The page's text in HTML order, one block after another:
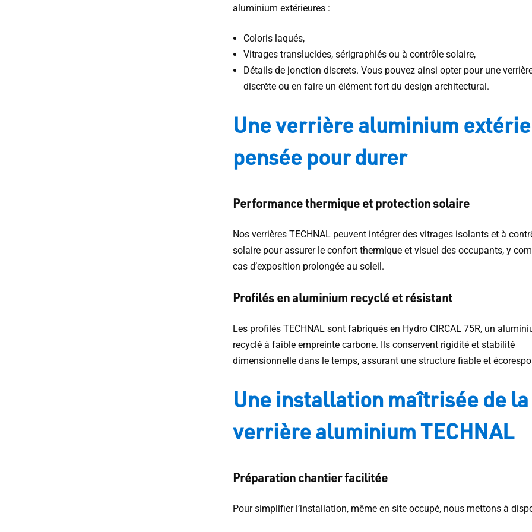
aluminium extérieures :
Coloris laqués,
Vitrages translucides, sérigraphiés ou à contrôle solaire,
Détails de jonction discrets. Vous pouvez ainsi opter pour une
discrète ou en faire un élément fort du design architectural.
Une verrière aluminium
pensée pour durer
Performance thermique et protection solaire
Nos verrières TECHNAL peuvent intégrer des vitrages isolants et à
solaire pour assurer le confort thermique et visuel des occupants, y
cas d’exposition prolongée au soleil.
Profilés en aluminium recyclé et résistant
Les profilés TECHNAL sont fabriqués en Hydro CIRCAL 75R, un
recyclé à faible empreinte carbone. Ils conservent rigidité et stabilité
dimensionnelle dans le temps, assurant une structure fiable et
Une installation maîtrisée de la
verrière aluminium TECHNAL
Préparation chantier facilitée
Pour simplifier l’installation, même en site occupé, nous mettons à